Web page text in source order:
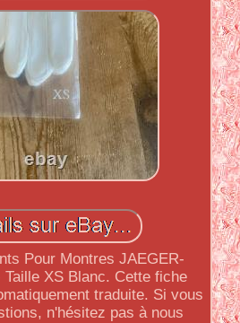
Pour Montres JAEGER-
Taille XS Blanc. Cette fiche
traduite. Si vous
n'hésitez pas à nous